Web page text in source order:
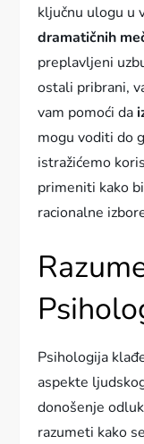
ključnu ulogu u
dramatičnih
preplavljeni
ostali pribrani,
vam pomoći da
mogu voditi do
istražićemo
primeniti kako
racionalne
Psihologija
aspekte
donošenje
razumeti kako